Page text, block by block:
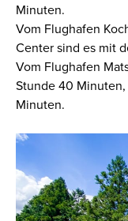
Minuten.
Vom Flughafen
Center sind es mit
Vom Flughafen
Stunde 40 Minuten,
Minuten.